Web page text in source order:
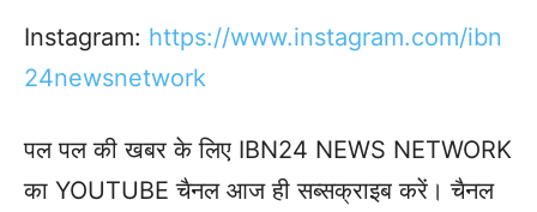
Instagram: https://www.instagram.com/ibn
24newsnetwork
पल पल की खबर के लिए IBN24 NEWS NETWORK
का YOUTUBE चैनल आज ही सब्सक्राइब करें। चैनल